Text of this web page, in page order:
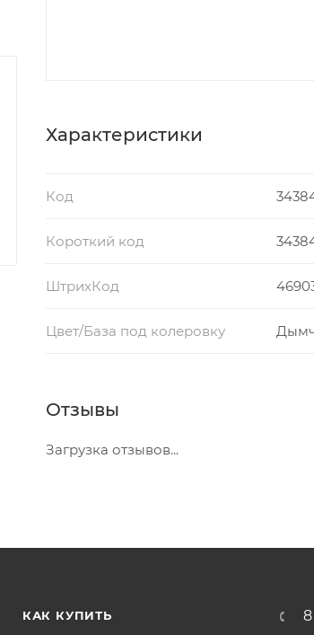
Характеристики
Код
Короткий код
ШтрихКод
Цвет/База под колеровку
Отзывы
Загрузка отзывов...
КАК КУПИТЬ